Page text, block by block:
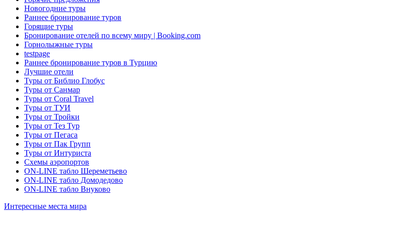
Новогодние туры
Раннее бронирование туров
Горящие туры
Бронирование отелей по всему миру | Booking.com
Горнолыжные туры
testpage
Раннее бронирование туров в Турцию
Лучшие отели
Туры от Библио Глобус
Туры от Санмар
Туры от Coral Travel
Туры от ТУИ
Туры от Тройки
Туры от Тез Тур
Туры от Пегаса
Туры от Пак Групп
Туры от Интуриста
Схемы аэропортов
ON-LINE табло Шереметьево
ON-LINE табло Домодедово
ON-LINE табло Внуково
Интересные места мира